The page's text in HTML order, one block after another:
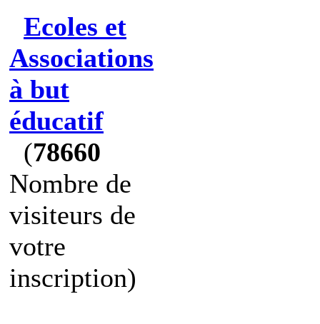
Ecoles et
Associations
à but
éducatif
(78660
Nombre de
visiteurs de
votre
inscription)